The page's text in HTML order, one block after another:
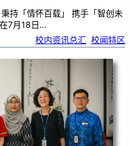
秉持「情怀百载」 携手「智创未
7月18日…
校内资讯总汇 校闻特区